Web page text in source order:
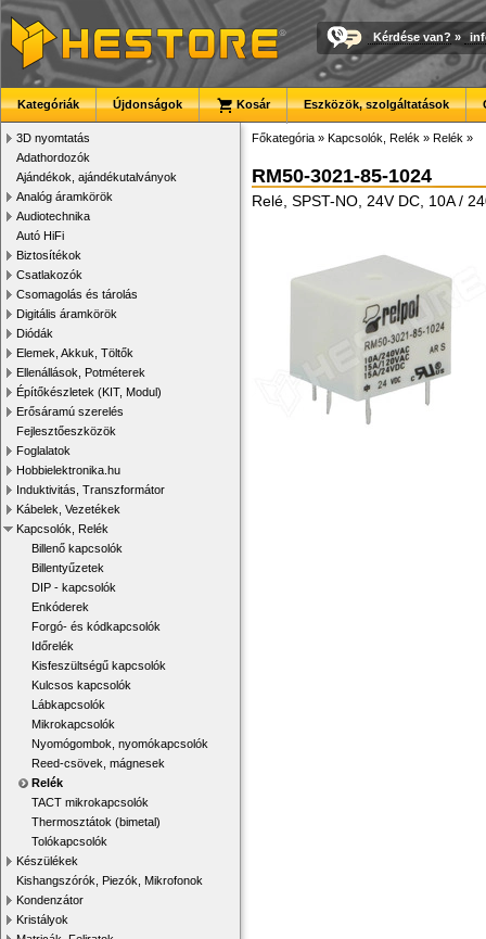
Kérdése van? »
Kategóriák Újdonságok Kosár Eszközök, szolgáltatások
3D nyomtatás
Adathordozók
Ajándékok, ajándékutalványok
Analóg áramkörök
Audiotechnika
Autó HiFi
Biztosítékok
Csatlakozók
Csomagolás és tárolás
Digitális áramkörök
Diódák
Elemek, Akkuk, Töltők
Ellenállások, Potméterek
Építőkészletek (KIT, Modul)
Erősáramú szerelés
Fejlesztőeszközök
Foglalatok
Hobbielektronika.hu
Induktivitás, Transzformátor
Kábelek, Vezetékek
Kapcsolók, Relék
Billenő kapcsolók
Billentyűzetek
DIP - kapcsolók
Enkóderek
Forgó- és kódkapcsolók
Időrelék
Kisfeszültségű kapcsolók
Kulcsos kapcsolók
Lábkapcsolók
Mikrokapcsolók
Nyomógombok, nyomókapcsolók
Reed-csövek, mágnesek
Relék
TACT mikrokapcsolók
Thermosztátok (bimetal)
Tolókapcsolók
Készülékek
Kishangszórók, Piezók, Mikrofonok
Kondenzátor
Kristályok
Főkategória » Kapcsolók, Relék » Relék »
RM50-3021-85-1024
Relé, SPST-NO, 24V DC, 10A /